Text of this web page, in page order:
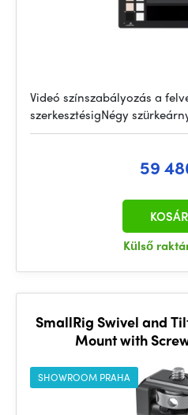
Videó színszabályozás a
szerkesztésigNégy
59
Külső
SmallRig Swivel and
Mount with
SHOWROOM PRAHA